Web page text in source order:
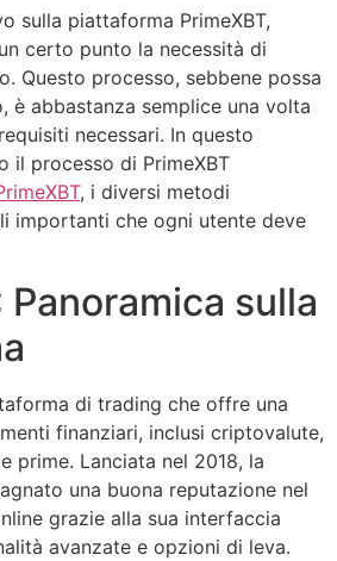
sulla piattaforma PrimeXBT,
certo punto la necessità di
Questo processo, sebbene possa
è abbastanza semplice una volta
necessari. In questo
il processo di PrimeXBT
, i diversi metodi
importanti che ogni utente deve
Panoramica sulla
di trading che offre una
finanziari, inclusi criptovalute,
prime. Lanciata nel 2018, la
una buona reputazione nel
grazie alla sua interfaccia
avanzate e opzioni di leva.